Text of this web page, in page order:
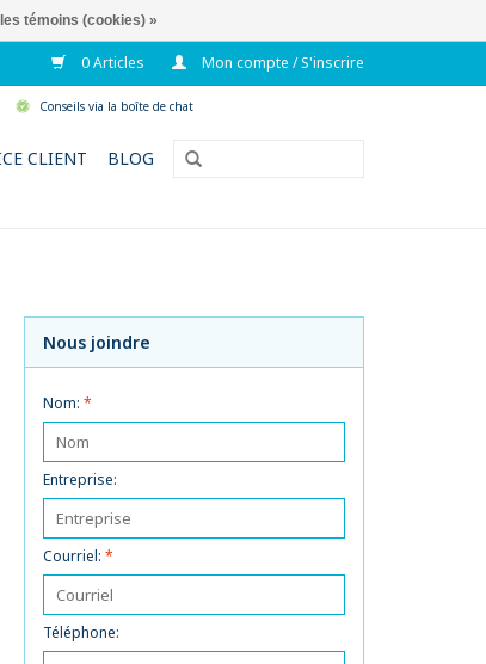
0 Articles Mon compte / S'inscrire
Conseils via la boîte de chat
CLIENT BLOG
Nous joindre
Nom: *
Entreprise:
Courriel: *
Téléphone:
témoins (cookies) »